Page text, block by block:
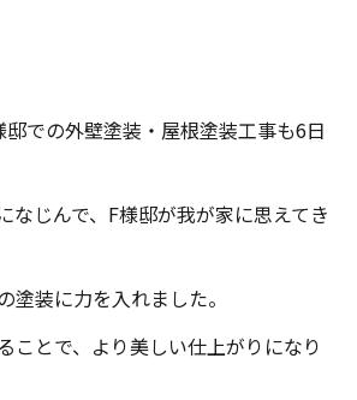
での外壁塗装・屋根塗装工事も6日
なじんで、F様邸が我が家に思えてき
塗装に力を入れました。
ことで、より美しい仕上がりになり